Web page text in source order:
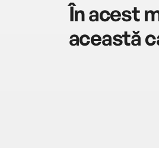
În acest
această